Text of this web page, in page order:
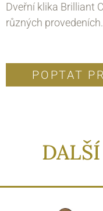
Dveřní klika Brilliant
různých provedeních.
POPTAT